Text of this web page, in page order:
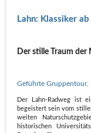
Lahn: Klassiker
Der stille Traum der
Geführte Gruppentour,
Der Lahn-Radweg ist
begeistert sein vom
weiten
historischen